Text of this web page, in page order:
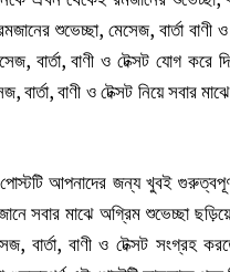
শুভেচ্ছা, মেসেজ, বার্তা বাণী
বার্তা, বাণী ও টেক্সট যোগ করে
বাণী ও টেক্সট নিয়ে সবার
আপনাদের জন্য খুবই
সবার মাঝে অগ্রিম শুভেচ্ছা
বাণী ও টেক্সট সংগ্রহ